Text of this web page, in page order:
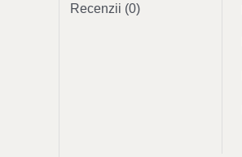
Recenzii (0)